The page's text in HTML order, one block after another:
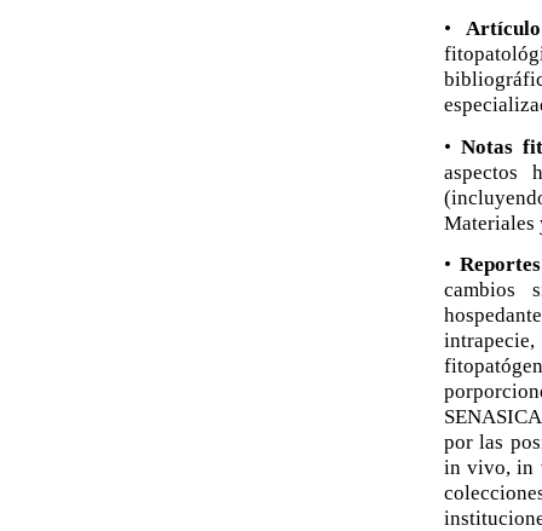
•
•Notas
aspectos
Materiales
•
cambios
por las
in vivo, in